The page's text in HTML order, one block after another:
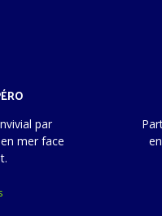
par
mer face